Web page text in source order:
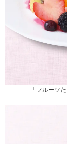
「フルーツ